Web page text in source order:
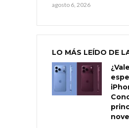
agosto 6, 2026
LO MÁS LEÍDO DE